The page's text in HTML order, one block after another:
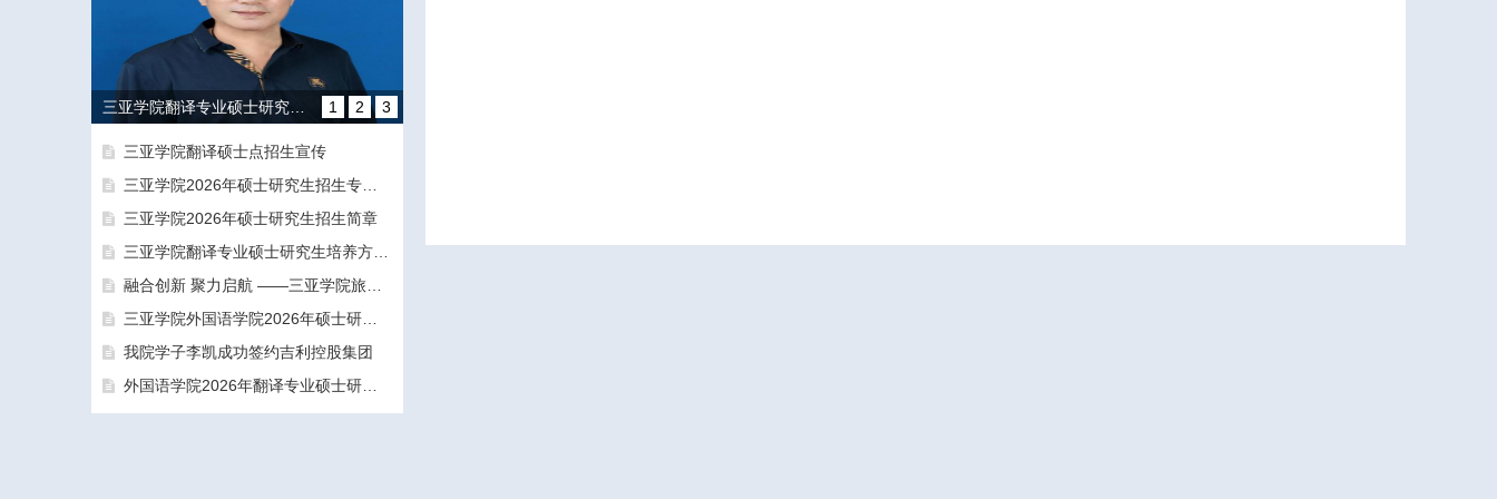
1 2 3
三亚学院翻译硕士点招生宣传
三亚学院2026年硕士研究生招生专业目录及参考书目
三亚学院2026年硕士研究生招生简章
三亚学院翻译专业硕士研究生培养方向和导师团队介绍
融合创新 聚力启航 ——三亚学院旅游与大健康学院正式揭牌成立
三亚学院外国语学院2026年硕士研究生拟录取名单公示公告（一志愿）
我院学子李凯成功签约吉利控股集团
外国语学院2026年翻译专业硕士研究生（MTI）一志愿考生面试工作圆满结束